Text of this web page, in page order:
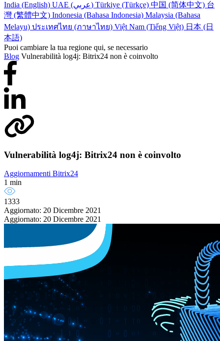
India (English)
UAE (عربي) Türkiye (Türkçe) 中国 (简体中文) 台
灣 (繁體中文) Indonesia (Bahasa Indonesia) Malaysia (Bahasa
Melayu) ประเทศไทย (ภาษาไทย) Việt Nam (Tiếng Việt) 日本 (日
本語)
Puoi cambiare la tua regione qui, se necessario
Blog Vulnerabilità log4j: Bitrix24 non è coinvolto
Vulnerabilità log4j: Bitrix24 non è coinvolto
Aggiornamenti Bitrix24
1 min
1333
Aggiornato: 20 Dicembre 2021
Aggiornato: 20 Dicembre 2021